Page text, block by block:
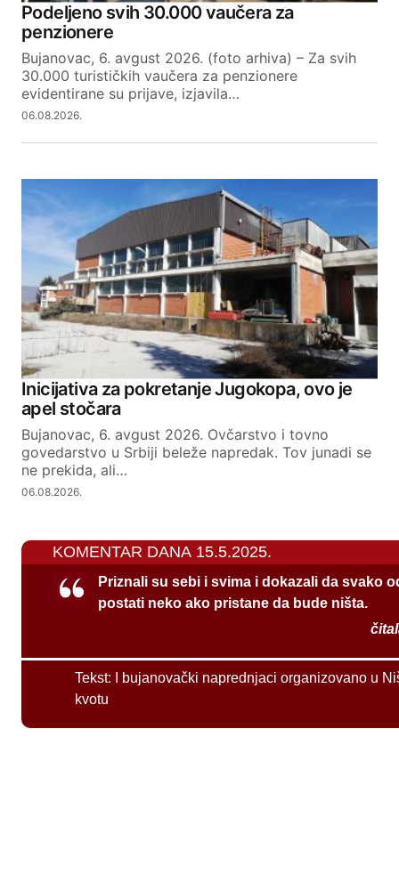
Podeljeno svih 30.000 vaučera za
penzionere
Bujanovac, 6. avgust 2026. (foto arhiva) – Za svih
30.000 turističkih vaučera za penzionere
evidentirane su prijave, izjavila…
06.08.2026.
Inicijativa za pokretanje Jugokopa, ovo je
apel stočara
Bujanovac, 6. avgust 2026. Ovčarstvo i tovno
govedarstvo u Srbiji beleže napredak. Tov junadi se
ne prekida, ali…
06.08.2026.
KOMENTAR DANA 15.5.2025.
Priznali su sebi i svima i dokazali da svako
postati neko ako pristane da bude ništa.
Tekst:
I bujanovački naprednjaci organizovano u
kvotu